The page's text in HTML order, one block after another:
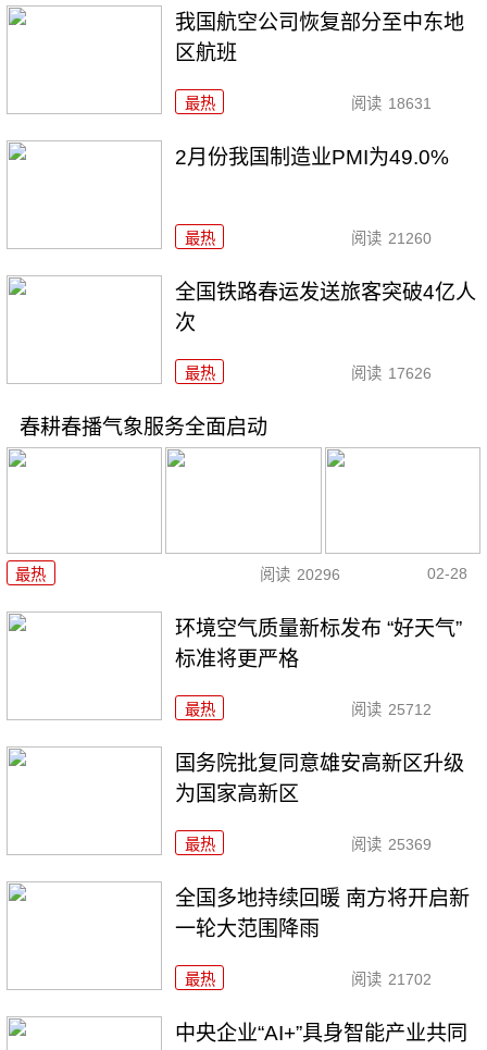
我国航空公司恢复部分至中东地
区航班
最热 阅读 18631
2月份我国制造业PMI为49.0%
最热 阅读 21260
全国铁路春运发送旅客突破4亿人
次
最热 阅读 17626
春耕春播气象服务全面启动
最热 阅读 20296 02-28
环境空气质量新标发布 “好天气”
标准将更严格
最热 阅读 25712
国务院批复同意雄安高新区升级
为国家高新区
最热 阅读 25369
全国多地持续回暖 南方将开启新
一轮大范围降雨
最热 阅读 21702
中央企业“AI+”具身智能产业共同